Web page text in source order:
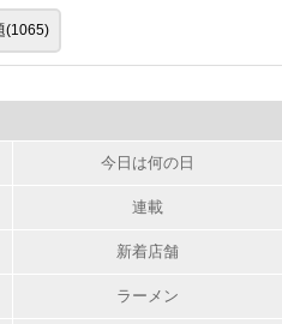
(1065)
今日は何の日
連載
新着店舗
ラーメン